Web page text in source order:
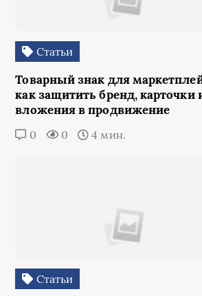
Статьи
Товарный знак для
как защитить бренд, карточки
вложения в продвижение
0 0 4 мин.
Статьи